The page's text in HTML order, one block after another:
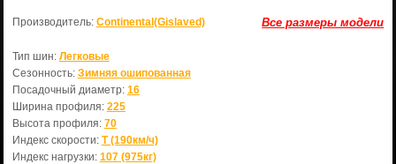
Все размеры модели
Производитель: Continental(Gislaved)
Тип шин: Легковые
Сезонность: Зимняя ошипованная
Посадочный диаметр: 16
Ширина профиля: 225
Высота профиля: 70
Индекс скорости: T (190км/ч)
Индекс нагрузки: 107 (975кг)